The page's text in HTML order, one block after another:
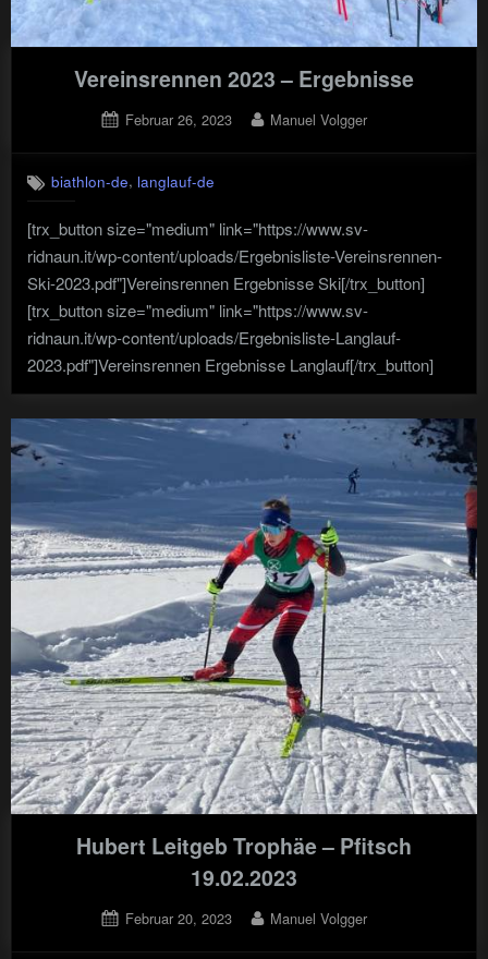
Vereinsrennen 2023 – Ergebnisse
Posted
Februar 26, 2023 By
Manuel Volgger
biathlon-de, langlauf-de
[trx_button size="medium" link="https://www.sv-
ridnaun.it/wp-content/uploads/Ergebnisliste-Vereinsrennen-
Ski-2023.pdf"]Vereinsrennen Ergebnisse Ski[/trx_button]
[trx_button size="medium" link="https://www.sv-
ridnaun.it/wp-content/uploads/Ergebnisliste-Langlauf-
2023.pdf"]Vereinsrennen Ergebnisse Langlauf[/trx_button]
Hubert Leitgeb Trophäe – Pfitsch
19.02.2023
Posted
Februar 20, 2023 By
Manuel Volgger